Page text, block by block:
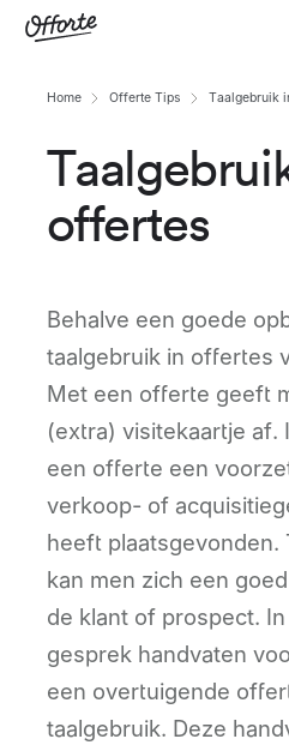
Home Offerte Tips Taalgebruik
offertes
Behalve een goede
taalgebruik in offertes
Met een offerte geeft
(extra) visitekaartje af.
een offerte een
verkoop- of
heeft plaatsgevonden.
kan men zich een
de klant of prospect.
gesprek handvaten
een overtuigende
taalgebruik. Deze